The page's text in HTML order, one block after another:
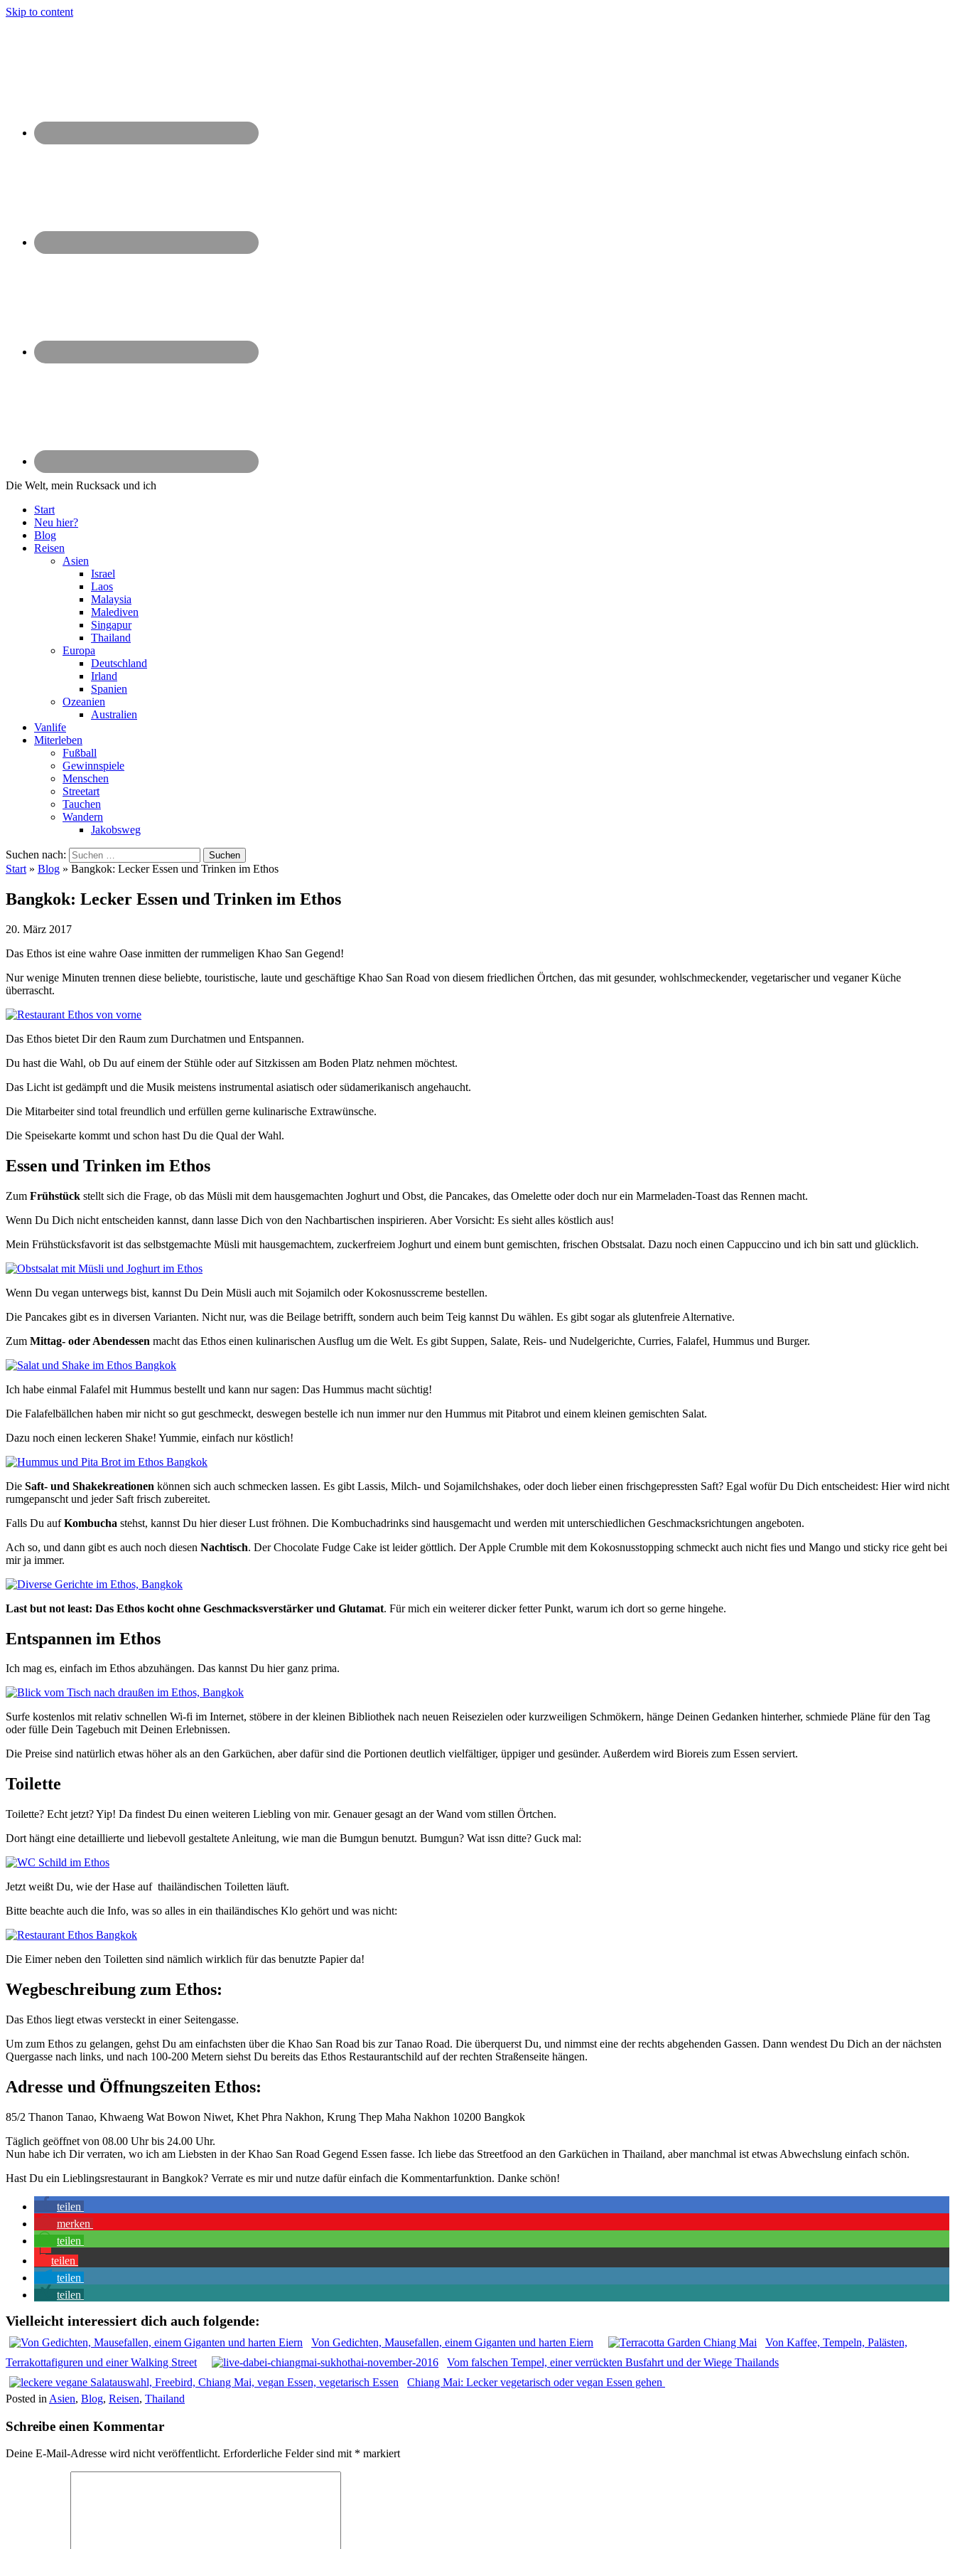
Skip to content
Die Welt, mein Rucksack und ich
Start
Neu hier?
Blog
Reisen
Asien
Israel
Laos
Malaysia
Malediven
Singapur
Thailand
Europa
Deutschland
Irland
Spanien
Ozeanien
Australien
Vanlife
Miterleben
Fußball
Gewinnspiele
Menschen
Streetart
Tauchen
Wandern
Jakobsweg
Suchen nach:
Start » Blog » Bangkok: Lecker Essen und Trinken im Ethos
Bangkok: Lecker Essen und Trinken im Ethos
20. März 2017
Das Ethos ist eine wahre Oase inmitten der rummeligen Khao San Gegend!
Nur wenige Minuten trennen diese beliebte, touristische, laute und geschäftige Khao San Road von diesem friedlichen Örtchen, das mit gesunder, wohlschmeckender, vegetarischer und veganer Küche
überrascht.
Das Ethos bietet Dir den Raum zum Durchatmen und Entspannen.
Du hast die Wahl, ob Du auf einem der Stühle oder auf Sitzkissen am Boden Platz nehmen möchtest.
Das Licht ist gedämpft und die Musik meistens instrumental asiatisch oder südamerikanisch angehaucht.
Die Mitarbeiter sind total freundlich und erfüllen gerne kulinarische Extrawünsche.
Die Speisekarte kommt und schon hast Du die Qual der Wahl.
Essen und Trinken im Ethos
Zum Frühstück stellt sich die Frage, ob das Müsli mit dem hausgemachten Joghurt und Obst, die Pancakes, das Omelette oder doch nur ein Marmeladen-Toast das Rennen macht.
Wenn Du Dich nicht entscheiden kannst, dann lasse Dich von den Nachbartischen inspirieren. Aber Vorsicht: Es sieht alles köstlich aus!
Mein Frühstücksfavorit ist das selbstgemachte Müsli mit hausgemachtem, zuckerfreiem Joghurt und einem bunt gemischten, frischen Obstsalat. Dazu noch einen Cappuccino und ich bin satt und glücklich.
Wenn Du vegan unterwegs bist, kannst Du Dein Müsli auch mit Sojamilch oder Kokosnusscreme bestellen.
Die Pancakes gibt es in diversen Varianten. Nicht nur, was die Beilage betrifft, sondern auch beim Teig kannst Du wählen. Es gibt sogar als glutenfreie Alternative.
Zum Mittag- oder Abendessen macht das Ethos einen kulinarischen Ausflug um die Welt. Es gibt Suppen, Salate, Reis- und Nudelgerichte, Curries, Falafel, Hummus und Burger.
Ich habe einmal Falafel mit Hummus bestellt und kann nur sagen: Das Hummus macht süchtig!
Die Falafelbällchen haben mir nicht so gut geschmeckt, deswegen bestelle ich nun immer nur den Hummus mit Pitabrot und einem kleinen gemischten Salat.
Dazu noch einen leckeren Shake! Yummie, einfach nur köstlich!
Die Saft- und Shakekreationen können sich auch schmecken lassen. Es gibt Lassis, Milch- und Sojamilchshakes, oder doch lieber einen frischgepressten Saft? Egal wofür Du Dich entscheidest: Hier wird nicht
rumgepanscht und jeder Saft frisch zubereitet.
Falls Du aufKombucha stehst, kannst Du hier dieser Lust fröhnen. Die Kombuchadrinks sind hausgemacht und werden mit unterschiedlichen Geschmacksrichtungen angeboten.
Ach so, und dann gibt es auch noch diesen Nachtisch. Der Chocolate Fudge Cake ist leider göttlich. Der Apple Crumble mit dem Kokosnusstopping schmeckt auch nicht fies und Mango und sticky rice geht bei
mir ja immer.
Last but not least: Das Ethos kocht ohne Geschmacksverstärker und Glutamat. Für mich ein weiterer dicker fetter Punkt, warum ich dort so gerne hingehe.
Entspannen im Ethos
Ich mag es, einfach im Ethos abzuhängen. Das kannst Du hier ganz prima.
Surfe kostenlos mit relativ schnellen Wi-fi im Internet, stöbere in der kleinen Bibliothek nach neuen Reisezielen oder kurzweiligen Schmökern, hänge Deinen Gedanken hinterher, schmiede Pläne für den Tag
oder fülle Dein Tagebuch mit Deinen Erlebnissen.
Die Preise sind natürlich etwas höher als an den Garküchen, aber dafür sind die Portionen deutlich vielfältiger, üppiger und gesünder. Außerdem wird Bioreis zum Essen serviert.
Toilette
Toilette? Echt jetzt? Yip! Da findest Du einen weiteren Liebling von mir. Genauer gesagt an der Wand vom stillen Örtchen.
Dort hängt eine detaillierte und liebevoll gestaltete Anleitung, wie man die Bumgun benutzt. Bumgun? Wat issn ditte? Guck mal:
Jetzt weißt Du, wie der Hase auf thailändischen Toiletten läuft.
Bitte beachte auch die Info, was so alles in ein thailändisches Klo gehört und was nicht:
Die Eimer neben den Toiletten sind nämlich wirklich für das benutzte Papier da!
Wegbeschreibung zum Ethos:
Das Ethos liegt etwas versteckt in einer Seitengasse.
Um zum Ethos zu gelangen, gehst Du am einfachsten über die Khao San Road bis zur Tanao Road. Die überquerst Du, und nimmst eine der rechts abgehenden Gassen. Dann wendest Du Dich an der nächsten
Quergasse nach links, und nach 100-200 Metern siehst Du bereits das Ethos Restaurantschild auf der rechten Straßenseite hängen.
Adresse und Öffnungszeiten Ethos:
85/2 Thanon Tanao, Khwaeng Wat Bowon Niwet, Khet Phra Nakhon, Krung Thep Maha Nakhon 10200 Bangkok
Täglich geöffnet von 08.00 Uhr bis 24.00 Uhr.
Nun habe ich Dir verraten, wo ich am Liebsten in der Khao San Road Gegend Essen fasse. Ich liebe das Streetfood an den Garküchen in Thailand, aber manchmal ist etwas Abwechslung einfach schön.
Hast Du ein Lieblingsrestaurant in Bangkok? Verrate es mir und nutze dafür einfach die Kommentarfunktion. Danke schön!
teilen
merken
teilen
teilen
teilen
teilen
Vielleicht interessiert dich auch folgende:
Von Gedichten, Mausefallen, einem Giganten und harten Eiern
Von Kaffee, Tempeln, Palästen,
Terrakottafiguren und einer Walking Street
Vom falschen Tempel, einer verrückten Busfahrt und der Wiege Thailands
Chiang Mai: Lecker vegetarisch oder vegan Essen gehen
Posted in Asien, Blog, Reisen, Thailand
Schreibe einen Kommentar
Deine E-Mail-Adresse wird nicht veröffentlicht. Erforderliche Felder sind mit * markiert